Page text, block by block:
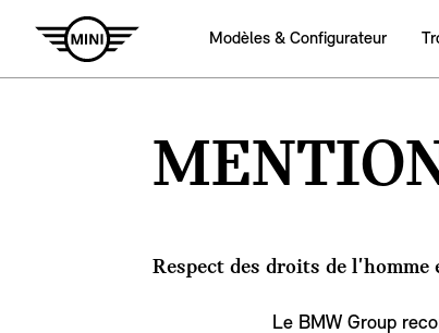
Modèles & Configurateur
Respect des droits de
Le BMW Group